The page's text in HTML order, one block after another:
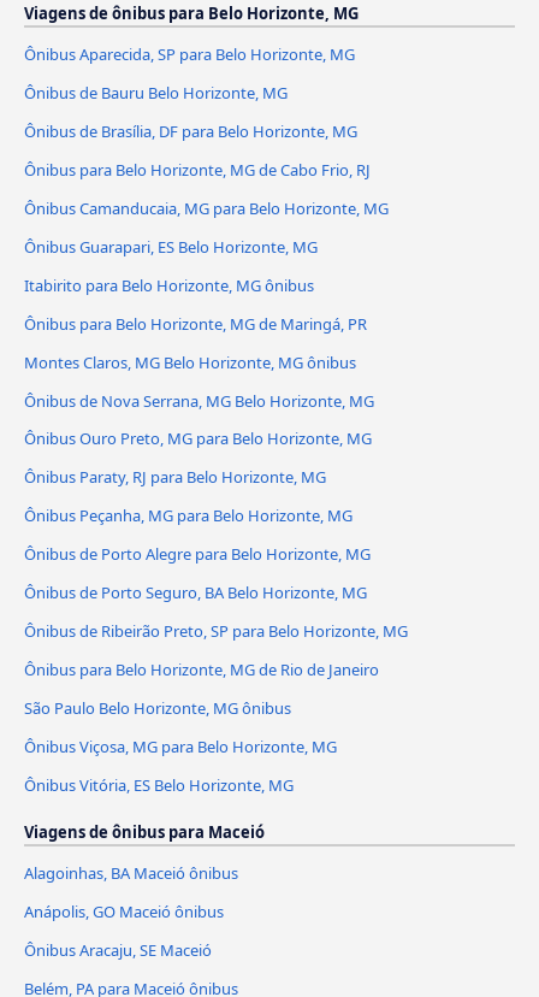
Viagens de ônibus para Belo Horizonte, MG
Ônibus Aparecida, SP para Belo Horizonte, MG
Ônibus de Bauru Belo Horizonte, MG
Ônibus de Brasília, DF para Belo Horizonte, MG
Ônibus para Belo Horizonte, MG de Cabo Frio, RJ
Ônibus Camanducaia, MG para Belo Horizonte, MG
Ônibus Guarapari, ES Belo Horizonte, MG
Itabirito para Belo Horizonte, MG ônibus
Ônibus para Belo Horizonte, MG de Maringá, PR
Montes Claros, MG Belo Horizonte, MG ônibus
Ônibus de Nova Serrana, MG Belo Horizonte, MG
Ônibus Ouro Preto, MG para Belo Horizonte, MG
Ônibus Paraty, RJ para Belo Horizonte, MG
Ônibus Peçanha, MG para Belo Horizonte, MG
Ônibus de Porto Alegre para Belo Horizonte, MG
Ônibus de Porto Seguro, BA Belo Horizonte, MG
Ônibus de Ribeirão Preto, SP para Belo Horizonte, MG
Ônibus para Belo Horizonte, MG de Rio de Janeiro
São Paulo Belo Horizonte, MG ônibus
Ônibus Viçosa, MG para Belo Horizonte, MG
Ônibus Vitória, ES Belo Horizonte, MG
Viagens de ônibus para Maceió
Alagoinhas, BA Maceió ônibus
Anápolis, GO Maceió ônibus
Ônibus Aracaju, SE Maceió
Belém, PA para Maceió ônibus